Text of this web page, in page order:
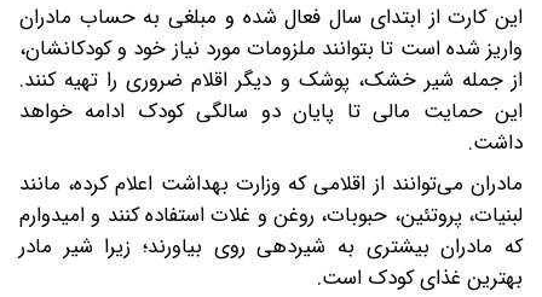
این کارت از ابتدای سال فعال شده و مبلغی به حساب مادران
واریز شده است تا بتوانند ملزومات مورد نیاز خود و کودکانشان،
از جمله شیر خشک، پوشک و دیگر اقلام ضروری را تهیه کنند.
این حمایت مالی تا پایان دو سالگی کودک ادامه خواهد
داشت.
مادران می‌توانند از اقلامی که وزارت بهداشت اعلام کرده، مانند
لبنیات، پروتئین، حبوبات، روغن و غلات استفاده کنند و امیدوارم
که مادران بیشتری به شیردهی روی بیاورند؛ زیرا شیر مادر
بهترین غذای کودک است.